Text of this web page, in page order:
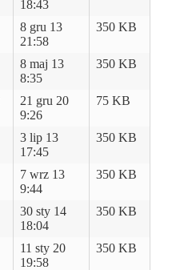
18:43
8 gru 13
21:58
350 KB
8 maj 13
8:35
350 KB
21 gru 20
9:26
75 KB
3 lip 13
17:45
350 KB
7 wrz 13
9:44
350 KB
30 sty 14
18:04
350 KB
11 sty 20
19:58
350 KB